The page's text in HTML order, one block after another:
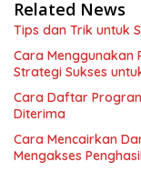
Related News
Tips dan Trik untuk
Cara Menggunakan
Strategi Sukses
Cara Daftar
Diterima
Cara Mencairkan
Mengakses